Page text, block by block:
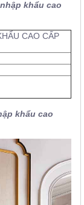
khẩu cao
CAO CẤP
khẩu cao